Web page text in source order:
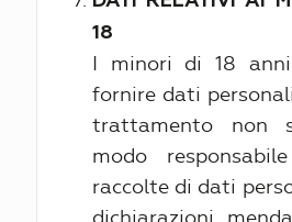
18
I minori di 18
fornire dati
trattamento non
modo
raccolte di dati